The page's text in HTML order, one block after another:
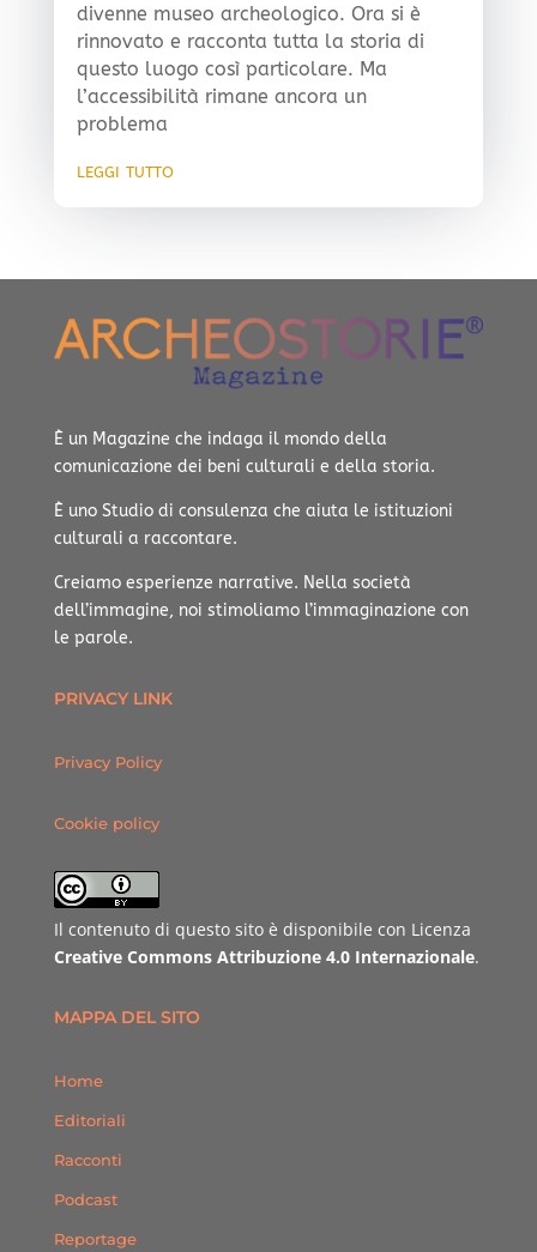
divenne museo archeologico. Ora si è
rinnovato e racconta tutta la storia di
questo luogo così particolare. Ma
l’accessibilità rimane ancora un
problema
leggi tutto
È un Magazine che indaga il mondo della
comunicazione dei beni culturali e della storia.
È uno Studio di consulenza che aiuta le istituzioni
culturali a raccontare.
Creiamo esperienze narrative. Nella società
dell’immagine, noi stimoliamo l’immaginazione con
le parole.
PRIVACY LINK
Privacy Policy
Cookie policy
Il contenuto di questo sito è disponibile con Licenza
Creative Commons Attribuzione 4.0 Internazionale.
MAPPA DEL SITO
Home
Editoriali
Racconti
Podcast
Reportage